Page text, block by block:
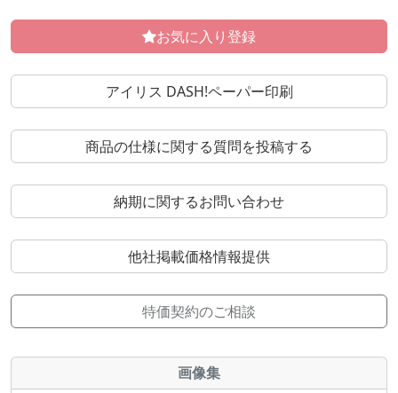
お気に入り登録
アイリス DASH!ペーパー印刷
商品の仕様に関する質問を投稿する
納期に関するお問い合わせ
他社掲載価格情報提供
特価契約のご相談
画像集